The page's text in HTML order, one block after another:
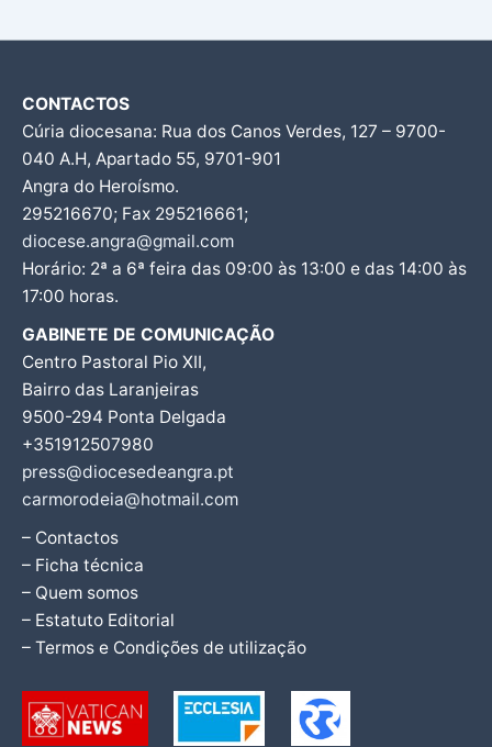
CONTACTOS
Cúria diocesana: Rua dos Canos Verdes, 127 – 9700-
040 A.H, Apartado 55, 9701-901
Angra do Heroísmo.
295216670; Fax 295216661;
diocese.angra@gmail.com
Horário: 2ª a 6ª feira das 09:00 às 13:00 e das 14:00 às
17:00 horas.
GABINETE DE COMUNICAÇÃO
Centro Pastoral Pio XII,
Bairro das Laranjeiras
9500-294 Ponta Delgada
+351912507980
press@diocesedeangra.pt
carmorodeia@hotmail.com
– Contactos
– Ficha técnica
– Quem somos
– Estatuto Editorial
– Termos e Condições de utilização